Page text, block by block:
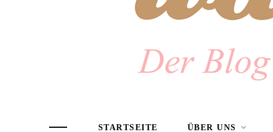
STARTSEITE ÜBER UNS